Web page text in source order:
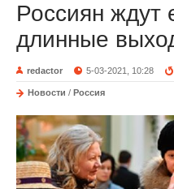
Россиян ждут
длинные
redactor 5-03-2021, 10:28
Новости / Россия